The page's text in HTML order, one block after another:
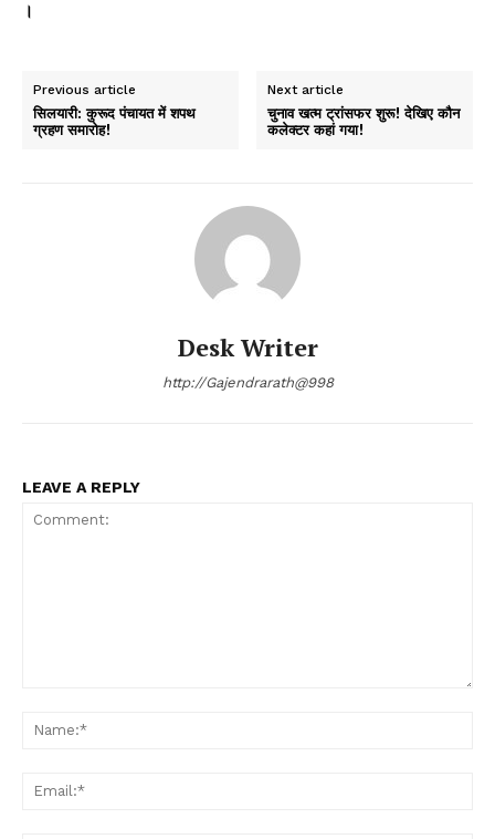
।
Previous article
सिलयारी: कुरूद पंचायत में शपथ
ग्रहण समारोह!
Next article
चुनाव खत्म ट्रांसफर शुरू! देखिए कौन
कलेक्टर कहां गया!
Desk Writer
http://Gajendrarath@998
LEAVE A REPLY